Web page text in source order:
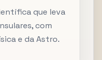
que leva
com
e da Astro.